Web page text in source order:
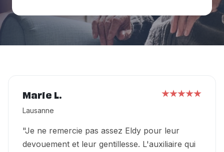
Marie L.
Lausanne
"Je ne remercie pas assez Eldy pour leur
devouement et leur gentillesse. L'auxiliaire qui